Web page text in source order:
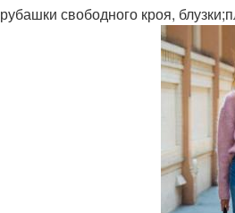
рубашки свободного кроя,